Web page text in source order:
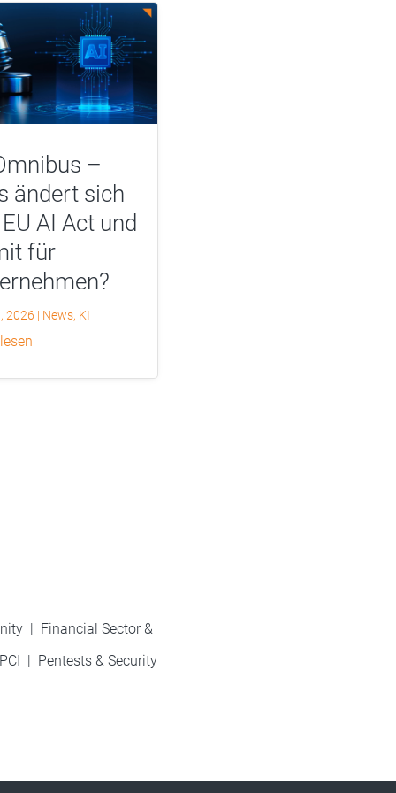
–
ändert sich
AI Act und
für
2026 | News, KI
lesen
| Financial Sector &
PCI | Pentests & Security